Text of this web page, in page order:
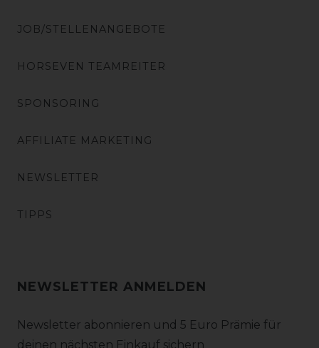
JOB/STELLENANGEBOTE
HORSEVEN TEAMREITER
SPONSORING
AFFILIATE MARKETING
NEWSLETTER
TIPPS
NEWSLETTER ANMELDEN
Newsletter abonnieren und 5 Euro Prämie für
deinen nächsten Einkauf sichern